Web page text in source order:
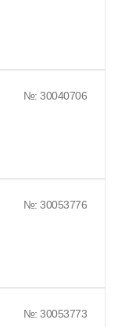
№: 30040706
№: 30053776
№: 30053773